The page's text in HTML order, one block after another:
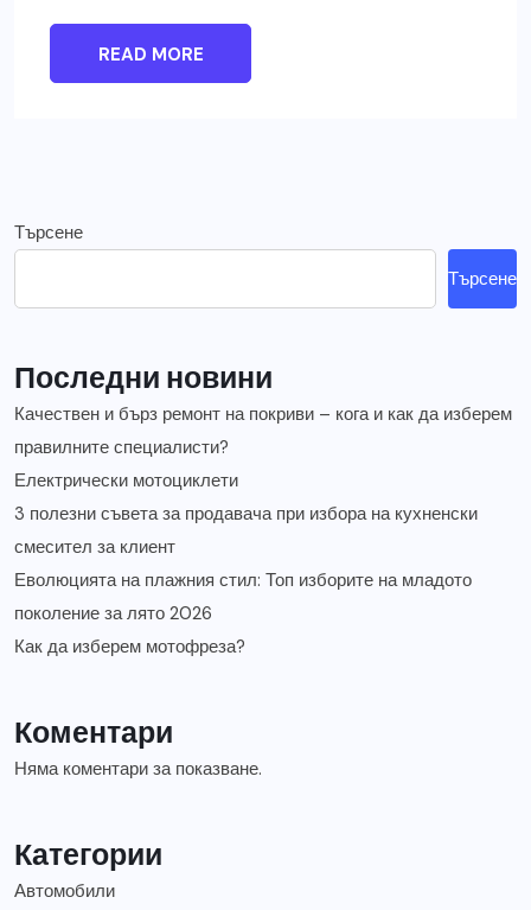
READ MORE
Търсене
Търсене
Последни новини
Качествен и бърз ремонт на покриви – кога и как да изберем
правилните специалисти?
Електрически мотоциклети
3 полезни съвета за продавача при избора на кухненски
смесител за клиент
Еволюцията на плажния стил: Топ изборите на младото
поколение за лято 2026
Как да изберем мотофреза?
Коментари
Няма коментари за показване.
Категории
Автомобили